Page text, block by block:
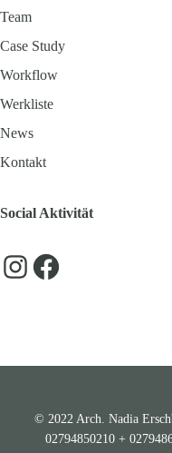
Team
Case Study
Workflow
Werkliste
News
Kontakt
Social Aktivität
Instagram
© 2022 Arch. Nadia
02794850210 +